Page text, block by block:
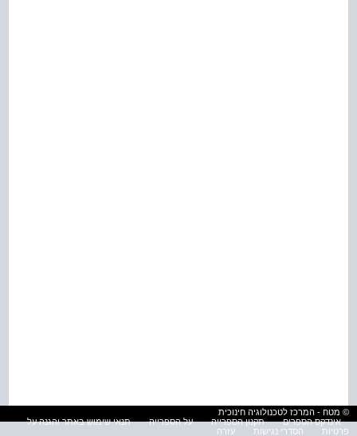
© מטח - המרכז לטכנולוגיה חינוכית
אינדקס הספרים
תקנון הספרייה על הספרייה
תנאי שימוש באתר והגנה על
פרטיות
הסדרי נגישות עזרה